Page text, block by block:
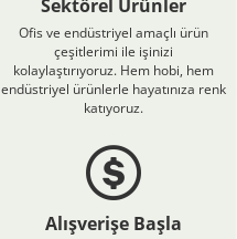
Sektörel Ürünler
Ofis ve endüstriyel amaçlı ürün
çeşitlerimi ile işinizi
kolaylaştırıyoruz. Hem hobi, hem
endüstriyel ürünlerle hayatınıza renk
katıyoruz.
Alışverişe Başla